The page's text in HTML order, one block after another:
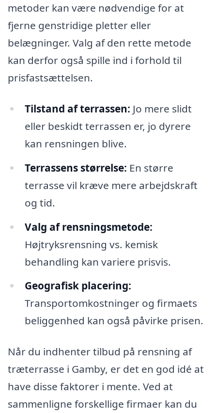
metoder kan være nødvendige for at
fjerne genstridige pletter eller
belægninger. Valg af den rette metode
kan derfor også spille ind i forhold til
prisfastsættelsen.
Tilstand af terrassen: Jo mere slidt
eller beskidt terrassen er, jo dyrere
kan rensningen blive.
Terrassens størrelse: En større
terrasse vil kræve mere arbejdskraft
og tid.
Valg af rensningsmetode:
Højtryksrensning vs. kemisk
behandling kan variere prisvis.
Geografisk placering:
Transportomkostninger og firmaets
beliggenhed kan også påvirke prisen.
Når du indhenter tilbud på rensning af
træterrasse i Gamby, er det en god idé at
have disse faktorer i mente. Ved at
sammenligne forskellige firmaer kan du